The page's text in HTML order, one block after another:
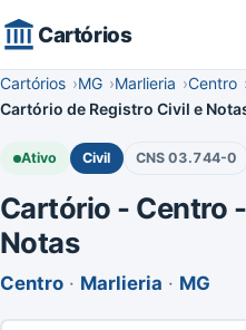
Cartórios
Cartórios MG Marlieria
Centro
Cartório de Registro Civil e
Ativo Civil CNS 03.744-0
Cartório - Centro
Notas
Centro · Marlieria · MG